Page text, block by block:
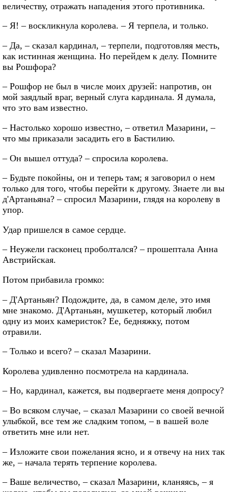
величеству, отражать нападения этого противника.
– Я! – воскликнула королева. – Я терпела, и только.
– Да, – сказал кардинал, – терпели, подготовляя месть,
как истинная женщина. Но перейдем к делу. Помните
вы Рошфора?
– Рошфор не был в числе моих друзей: напротив, он
мой заядлый враг, верный слуга кардинала. Я думала,
что это вам известно.
– Настолько хорошо известно, – ответил Мазарини, –
что мы приказали засадить его в Бастилию.
– Он вышел оттуда? – спросила королева.
– Будьте покойны, он и теперь там; я заговорил о нем
только для того, чтобы перейти к другому. Знаете ли вы
д'Артаньяна? – спросил Мазарини, глядя на королеву в
упор.
Удар пришелся в самое сердце.
– Неужели гасконец проболтался? – прошептала Анна
Австрийская.
Потом прибавила громко:
– Д'Артаньян? Подождите, да, в самом деле, это имя
мне знакомо. Д'Артаньян, мушкетер, который любил
одну из моих камеристок? Ее, бедняжку, потом
отравили.
– Только и всего? – сказал Мазарини.
Королева удивленно посмотрела на кардинала.
– Но, кардинал, кажется, вы подвергаете меня допросу?
– Во всяком случае, – сказал Мазарини со своей вечной
улыбкой, все тем же сладким топом, – в вашей воле
ответить мне или нет.
– Изложите свои пожелания ясно, и я отвечу на них так
же, – начала терять терпение королева.
– Ваше величество, – сказал Мазарини, кланяясь, – я